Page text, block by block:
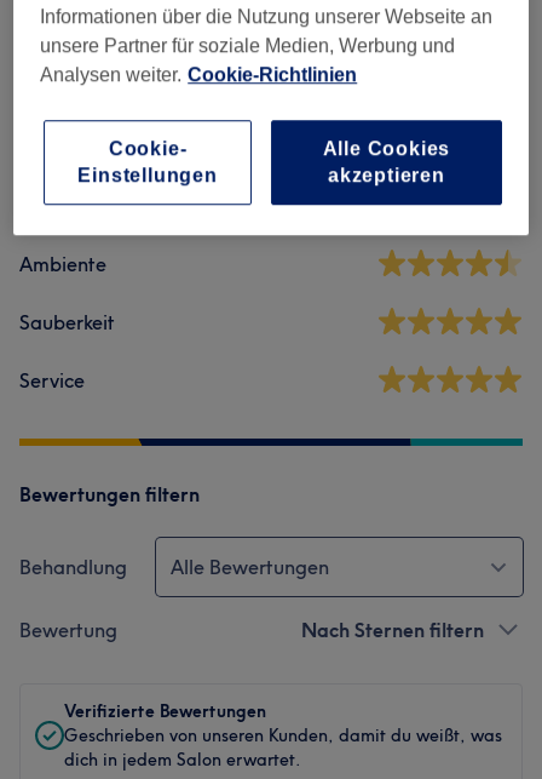
Salonbewertungen
4,8 281 Bewertungen
Ambiente
Sauberkeit
Service
Bewertungen filtern
Behandlung Alle Bewertungen
Bewertung Nach Sternen filtern
Verifizierte Bewertungen
Geschrieben von unseren Kunden, damit du weißt, was
dich in jedem Salon erwartet.
Informationen über die Nutzung unserer Webseite an
unsere Partner für soziale Medien, Werbung und
Analysen weiter. Cookie-Richtlinien
Cookie-
Einstellungen
Alle Cookies
akzeptieren